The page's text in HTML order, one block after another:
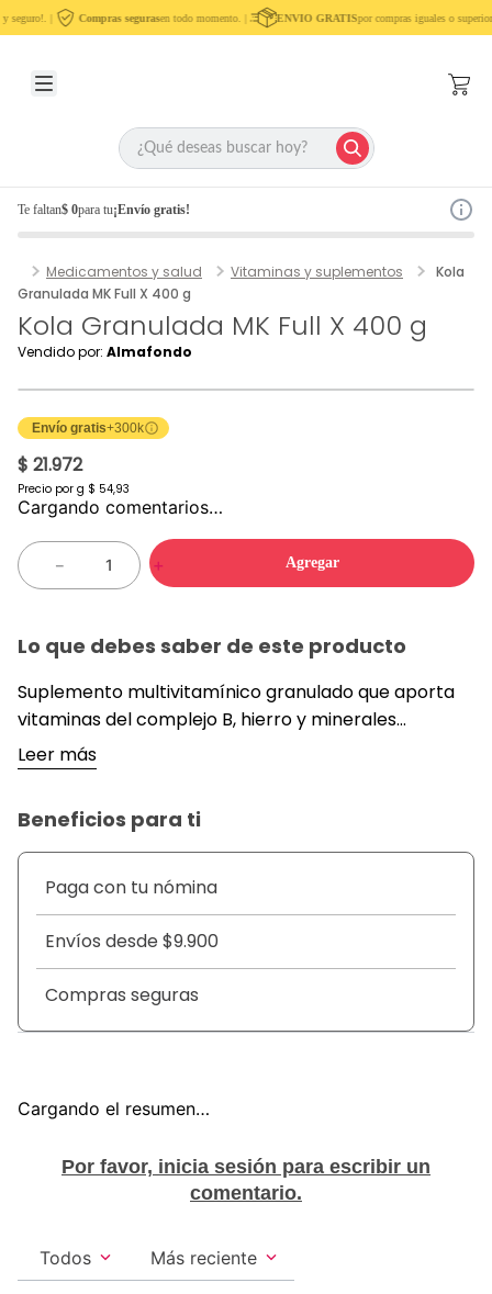
seguro!. | Compras segurasen todo momento. | ENVIO GRATISpor compras iguales o
Te faltan$ 0para tu¡Envío gratis!
Medicamentos y salud Vitaminas y suplementos
Kola
Granulada MK Full X 400 g
Kola Granulada MK Full X 400 g
Vendido por: Almafondo
Envío gratis+300k
$ 21.972
Precio por g $ 54,93
Cargando comentarios…
＋
－ Agregar
Lo que debes saber de este producto
Suplemento multivitamínico granulado que aporta
vitaminas del complejo B, hierro y minerales
esenciales para fortalecer el rendimiento físico y
mental. Su fórmula está orientada a combatir el
complemento nutricional clásico para toda la
familia.
Leer más
Beneficios para ti
Paga con tu nómina
Envíos desde $9.900
Compras seguras
Cargando el resumen…
Por favor, inicia sesión para escribir un
comentario.
Más reciente
Todos